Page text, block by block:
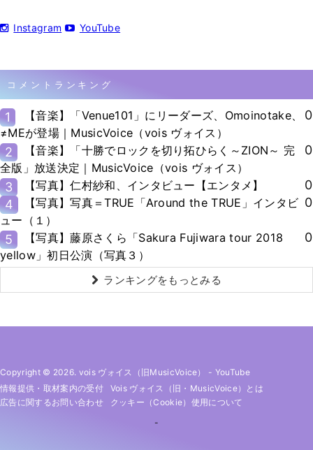
Instagram YouTube
コメントランキング
1
【音楽】「Venue101」にリーダーズ、Omoinotake、
≠MEが登場｜MusicVoice（vois ヴォイス）
0
2
【音楽】「十勝でロックを切り拓ひらく～ZION～ 完
全版」放送決定｜MusicVoice（vois ヴォイス）
0
3 【写真】仁村紗和、インタビュー【エンタメ】
0
4
【写真】写真＝TRUE「Around the TRUE」インタビ
ュー（１）
0
5
【写真】藤原さくら「Sakura Fujiwara tour 2018
yellow」初日公演（写真３）
0
ランキングをもっとみる
Copyright © 2026. vois ヴォイス（旧MusicVoice） - YouTube
情報提供・取材案内の受付
Vois ヴォイス（旧・MusicVoice）とは
広告に関するお問い合わせ
クッキー（cookie）使用について
-